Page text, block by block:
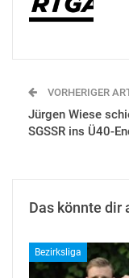
VORHERIGER
Jürgen Wiese
SGSSR ins Ü40-
Das könnte dir
Bezirksliga